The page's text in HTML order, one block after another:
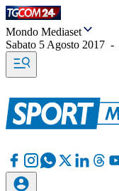
Mondo Mediaset
Sabato 5 Agosto 2017 -